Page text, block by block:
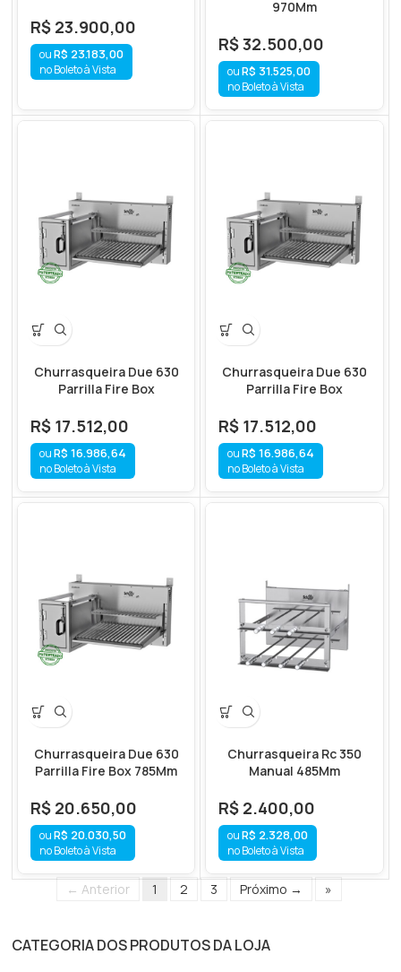
CATEGORIA DOS PRODUTOS DA LOJA
R$ 23.900,00
R$ 23.183,00
no Boleto à Vista
970Mm
R$32.500,00
R$ 31.525,00
no Boleto à Vista
Churrasqueira Due 630
Parrilla Fire Box
R$ 17.512,00
R$ 16.986,64
no Boleto à Vista
Churrasqueira Due 630
Parrilla Fire Box
R$ 17.512,00
R$ 16.986,64
no Boleto à Vista
Churrasqueira Due 630
Parrilla Fire Box 785Mm
R$ 20.650,00
R$ 20.030,50
no Boleto à Vista
Churrasqueira Rc 350
Manual 485Mm
R$ 2.400,00
R$ 2.328,00
no Boleto à Vista
← Anterior 1 2 3 Próximo → »